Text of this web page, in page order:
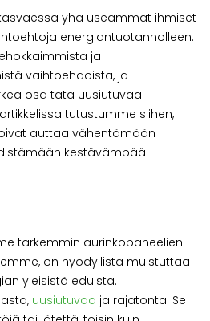
yhä useammat ihmiset
energiantuotannolleen.
ja
vaihtoehdoista, ja
osa tätä uusiutuvaa
tutustumme siihen,
auttaa vähentämään
kestävämpää
tarkemmin aurinkopaneelien
on hyödyllistä muistuttaa
yleisistä eduista.
uusiutuvaa ja rajatonta. Se